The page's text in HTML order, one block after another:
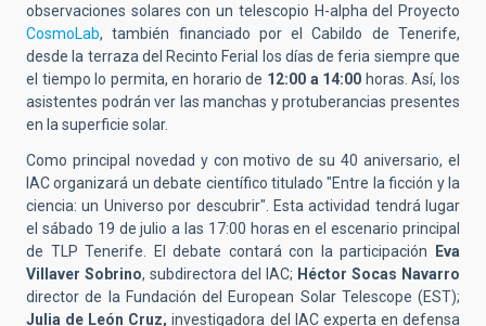
observaciones solares con un telescopio H-alpha del Proyecto
CosmoLab, también financiado por el Cabildo de Tenerife,
desde la terraza del Recinto Ferial los días de feria siempre que
el tiempo lo permita, en horario de 12:00 a 14:00 horas. Así, los
asistentes podrán ver las manchas y protuberancias presentes
en la superficie solar.
Como principal novedad y con motivo de su 40 aniversario, el
IAC organizará un debate científico titulado "Entre la ficción y la
ciencia: un Universo por descubrir" Esta actividad tendrá lugar
el sábado 19 de julio a las 17:00 horas en el escenario principal
de TLP Tenerife . El debate contará con la participación Eva
Villaver Sobrino, subdirectora del IAC; Héctor Socas Navarro
director de la Fundación del European Solar Telescope (EST);
Julia de León Cruz, investigadora del IACexperta en defensa